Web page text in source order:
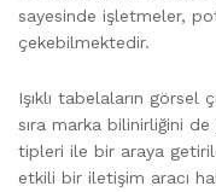
sayesinde işletmeler,
çekebilmektedir.
Işıklı tabelaların görsel
sıra marka bilinirliğini
tipleri ile bir araya
etkili bir iletişim aracı